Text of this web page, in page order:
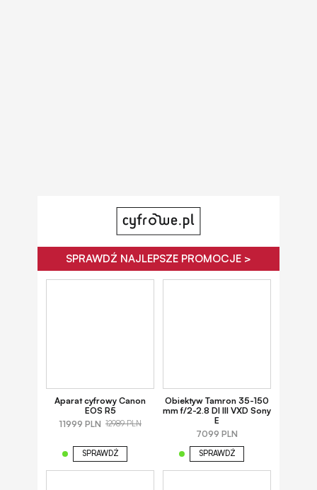
SPRAWDŹ NAJLEPSZE PROMOCJE >
Aparat cyfrowy Canon
EOS R5
11999 PLN 12989 PLN
SPRAWDŹ
Obiektyw Tamron 35-150
mm f/2-2.8 DI III VXD Sony
E
7099 PLN
SPRAWDŹ